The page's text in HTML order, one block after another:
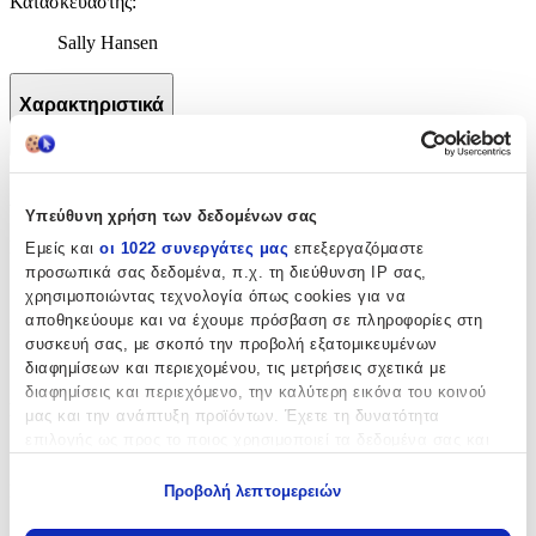
Υπεύθυνη χρήση των δεδομένων σας
Εμείς και οι 1022 συνεργάτες μας επεξεργαζόμαστε
προσωπικά σας δεδομένα, π.χ. τη διεύθυνση IP σας,
χρησιμοποιώντας τεχνολογία όπως cookies για να
αποθηκεύουμε και να έχουμε πρόσβαση σε πληροφορίες στη
συσκευή σας, με σκοπό την προβολή εξατομικευμένων
διαφημίσεων και περιεχομένου, τις μετρήσεις σχετικά με
διαφημίσεις και περιεχόμενο, την καλύτερη εικόνα του κοινού
μας και την ανάπτυξη προϊόντων. Έχετε τη δυνατότητα
Προβολή λεπτομερειών
Sally Hansen
Χαρακτηριστικά
Είδος:
Πενσάκι Επωνυχίων
Inox:
Όχι
Ελατήριο
Μονό
Όχι